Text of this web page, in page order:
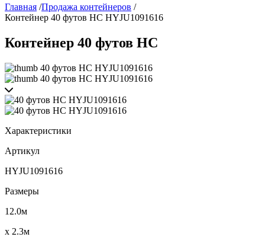
Главная /Продажа контейнеров /
Контейнер 40 футов HC HYJU1091616
Контейнер 40 футов HC
Характеристики
Артикул
HYJU1091616
Размеры
12.0м
x 2.3м